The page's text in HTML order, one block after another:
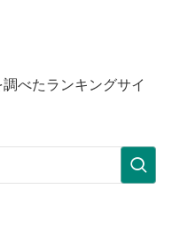
べたランキングサイ